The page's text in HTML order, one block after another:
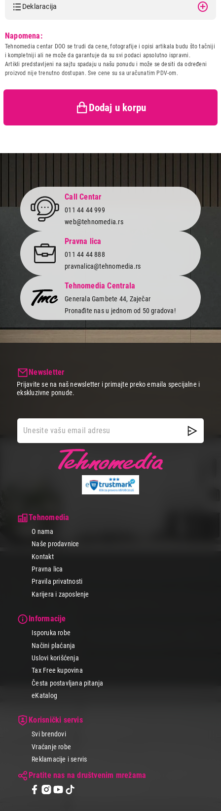
Deklaracija
Naziv i vrsta robe:
UGRADNA PLOCA
Uvoznik:
Tehnomedia centar doo
Zemlja porekla:
Rumunija
kupaca po osnovu zakona o
Napomena:
Tehnomedia centar DOO se trudi da cene, fotografije i opisi artikala budu što tačniji
i kompletniji ali ne može da garantuje da su svi podaci apsolutno ispravni.
Artikli predstavljeni na sajtu spadaju u našu ponudu i može se desiti da određeni
proizvod nije trenutno dostupan. Sve cene su sa uračunatim PDV-om.
Dodaj u korpu
UGRADNE PLOČE
ELECTROLUX EHF6241FOK
Proizvod je dodat u korpu.
Ukupno u korpi:0,00
Nastavi kupovinu
Call Centar
011 44 44 999
web@tehnomedia.rs
Pravna lica
011 44 44 888
pravnalica@tehnomedia.rs
Tehnomedia Centrala
Generala Gambete 44, Zaječar
Pronađite nas u jednom od 50 gradova!
Tehnomedia
O nama
Naše prodavnice
Kontakt
Pravna lica
Pravila privatnosti
Karijera i zaposlenje
Informacije
Isporuka robe
Načini plaćanja
Uslovi korišćenja
Tax Free kupovina
Česta postavljana pitanja
eKatalog
Korisnički servis
Svi brendovi
Vraćanje robe
Reklamacije i servis
Pratite nas na društvenim mrežama
Newsletter
Prijavite se na naš newsletter i primajte preko emaila specijalne i
ekskluzivne ponude.